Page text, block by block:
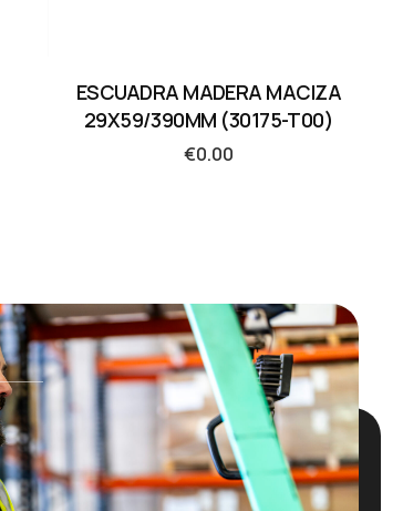
ESCUADRA MADERA MACIZA
29X59/390MM (30175-T00)
€0.00